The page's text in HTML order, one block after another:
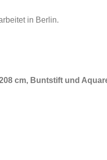
in Berlin.
cm, Buntstift und